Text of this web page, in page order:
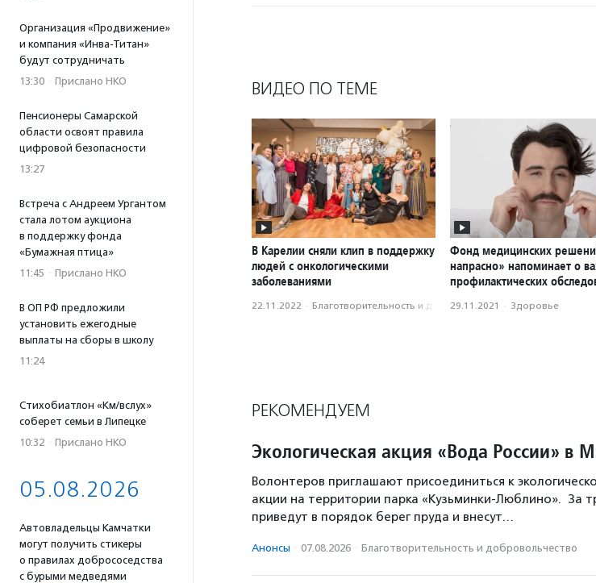
Организация «Продвижение»
и компания «Инва-Титан»
будут сотрудничать
13:30 · Прислано НКО
Пенсионеры Самарской
области освоят правила
цифровой безопасности
13:27
Встреча с Андреем Ургантом
стала лотом аукциона
в поддержку фонда
«Бумажная птица»
11:45 · Прислано НКО
В ОП РФ предложили
установить ежегодные
выплаты на сборы в школу
11:24
Стихобиатлон «Км/вслух»
соберет семьи в Липецке
10:32 · Прислано НКО
05.08.2026
Автовладельцы Камчатки
могут получить стикеры
о правилах добрососедства
с бурыми медведями
ВИДЕО ПО ТЕМЕ
В Карелии сняли клип в поддержку
людей с онкологическими
заболеваниями
22.11.2022 · Благотвори­тель­ность и доброволь­чест­во
Фонд медицинских
напрасно» напоминает о
профилактических
29.11.2021 · Здоровье
РЕКОМЕНДУЕМ
Экологическая акция «Вода России» в
Волонтеров приглашают присоединиться к
акции на территории парка «Кузьминки-Люблино». За
приведут в порядок берег пруда и внесут…
Анонсы · 07.08.2026 · Благотвори­тель­ность и доброволь­чест­во